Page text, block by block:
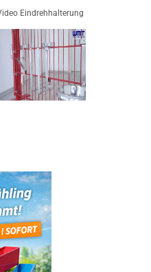
Eindrehhalterung